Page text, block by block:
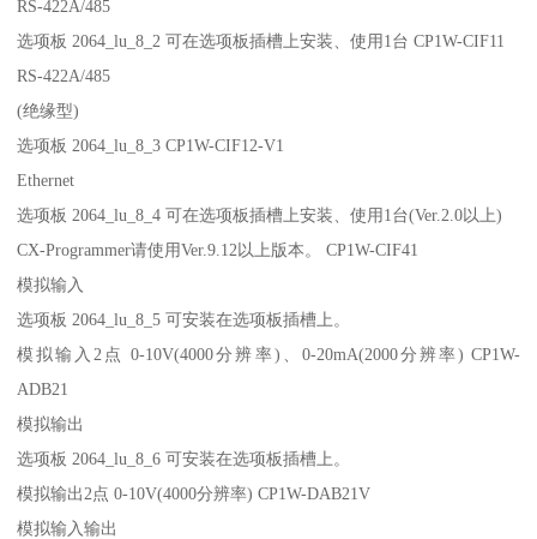
RS-422A/485
选项板 2064_lu_8_2 可在选项板插槽上安装、使用1台 CP1W-CIF11
RS-422A/485
(绝缘型)
选项板 2064_lu_8_3 CP1W-CIF12-V1
Ethernet
选项板 2064_lu_8_4 可在选项板插槽上安装、使用1台(Ver.2.0以上)
CX-Programmer请使用Ver.9.12以上版本。 CP1W-CIF41
模拟输入
选项板 2064_lu_8_5 可安装在选项板插槽上。
模拟输入2点 0-10V(4000分辨率)、0-20mA(2000分辨率) CP1W-
ADB21
模拟输出
选项板 2064_lu_8_6 可安装在选项板插槽上。
模拟输出2点 0-10V(4000分辨率) CP1W-DAB21V
模拟输入输出